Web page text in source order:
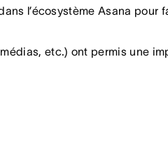
l’écosystème Asana pour
etc.) ont permis une